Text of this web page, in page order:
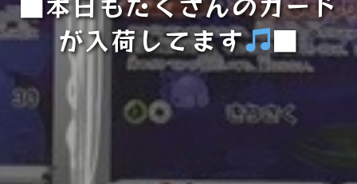
が入荷してます
■